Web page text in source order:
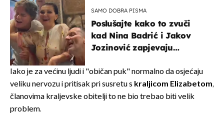
SAMO DOBRA PISMA
Poslušajte kako to zvuči
kad Nina Badrić i Jakov
Jozinović zapjevaju
Iako je za većinu ljudi i "običan puk" normalno da osjećaju
veliku nervozu i pritisak pri susretu s kraljicom Elizabetom,
članovima kraljevske obitelji to ne bio trebao biti velik
problem.